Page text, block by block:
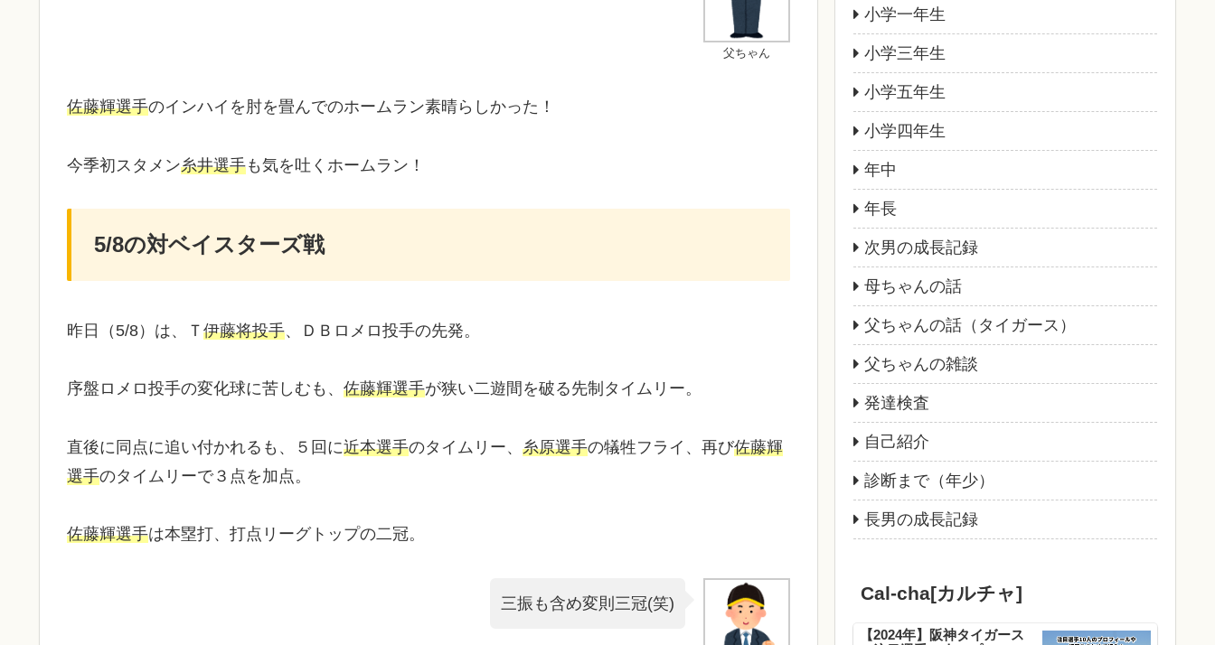
父ちゃん
佐藤輝選手のインハイを肘を畳んでのホームラン素晴らしかった！
今季初スタメン糸井選手も気を吐くホームラン！
5/8の対ベイスターズ戦
昨日（5/8）は、Ｔ 伊藤将投手、ＤＢロメロ投手の先発。
序盤ロメロ投手の変化球に苦しむも、 佐藤輝選手が狭い二遊間を破る先制タイムリー。
直後に同点に追い付かれるも、５回に近本選手のタイムリー、 糸原選手の犠牲フライ、再び佐藤輝
選手のタイムリーで３点を加点。
佐藤輝選手は本塁打、打点リーグトップの二冠。
三振も含め変則三冠(笑)
小学一年生
小学三年生
小学五年生
小学四年生
年中
年長
次男の成長記録
母ちゃんの話
父ちゃんの話（タイガース）
父ちゃんの雑談
発達検査
自己紹介
診断まで（年少）
長男の成長記録
Cal-cha[カルチャ]
【2024年】阪神タイガース